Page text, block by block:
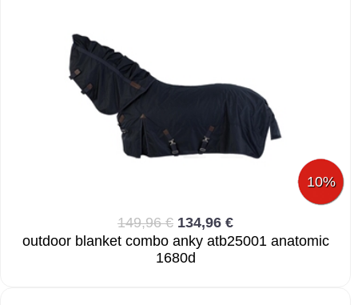
10%
149,96 € 134,96 €
outdoor blanket combo anky atb25001 anatomic
1680d